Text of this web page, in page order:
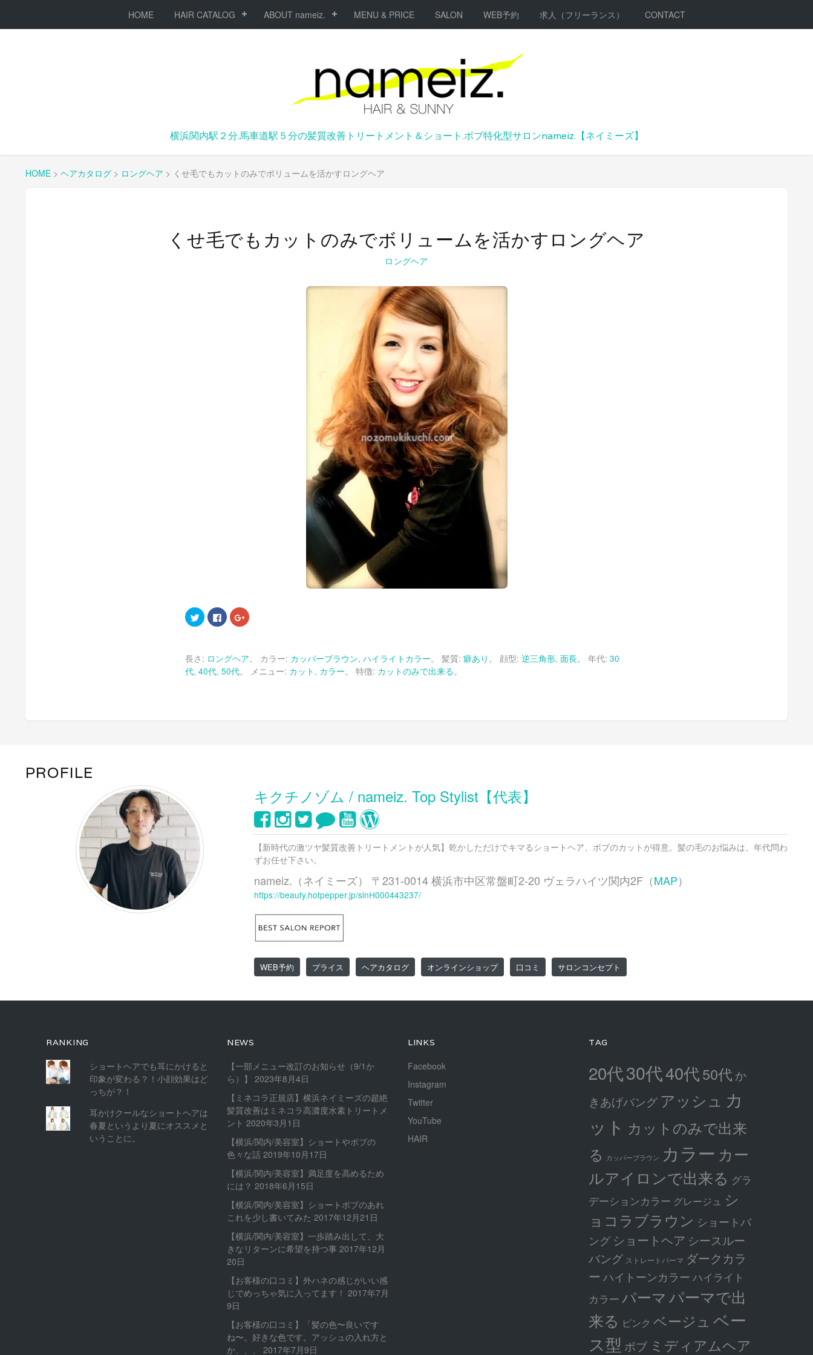
HOME HAIR CATALOG ABOUT nameiz. MENU & PRICE SALON WEB予約 求人（フリーランス） CONTACT
横浜関内駅２分.馬車道駅５分の髪質改善トリートメント＆ショート.ボブ特化型サロンnameiz.【ネイミーズ】
HOME > ヘアカタログ > ロングヘア > くせ毛でもカットのみでボリュームを活かすロングヘア
くせ毛でもカットのみでボリュームを活かすロングヘア
ロングヘア
ク
リ
Twitter
共
ン
Facebook
で
に
は
ク
だ
ク
リ
Google+
で
共
ン
長さ: ロングヘア。 カラー: カッパーブラウン,ハイライトカラー。 髪質:癖あり 。 顔型:逆三角形,面長。 年代:30
代,40代,50代。 メニュー: カット , カラー。 特徴: カットのみで出来る。
PROFILE
キクチノゾム / nameiz. Top Stylist【代表】
【新時代の激ツヤ髪質改善トリートメントが人気】乾かしただけでキマるショートヘア、ボブのカットが得意。髪の毛のお悩みは、年代問わ
ずお任せ下さい。
nameiz.（ネイミーズ） 〒231-0014 横浜市中区常盤町2-20 ヴェラハイツ関内2F（MAP）
https://beauty.hotpepper.jp/slnH000443237/
WEB予約 プライス ヘアカタログ オンラインショップ 口コミ サロンコンセプト
RANKING
ショートヘアでも耳にかけると
印象が変わる？！小顔効果はど
っちが？！
耳かけクールなショートヘアは
春夏というより夏にオススメと
いうことに。
NEWS
【一部メニュー改訂のお知らせ（9/1か
ら）】
2023年8月4日
【ミネコラ正規店】横浜ネイミーズの超絶
髪質改善はミネコラ高濃度水素トリートメ
ント 2020年3月1日
【横浜/関内/美容室】ショートやボブの
色々な話 2019年10月17日
【横浜/関内/美容室】満足度を高めるため
には？ 2018年6月15日
【横浜/関内/美容室】ショートボブのあれ
これを少し書いてみた 2017年12月21日
【横浜/関内/美容室】一歩踏み出して、大
きなリターンに希望を持つ事 2017年12月
20日
【お客様の口コミ】外ハネの感じがいい感
じでめっちゃ気に入ってます！ 2017年7月
9日
【お客様の口コミ】「髪の色〜良いです
ね〜。好きな色です。アッシュの入れ方と
か、、、
2017年7月9日
LINKS
Facebook
Instagram
Twitter
YouTube
HAIR
TAG
20代30代40代50代 か
きあげバング アッシュ カ
ット カットのみで出来
る カッパーブラウン カラー カー
ルアイロンで出来る グラ
デーションカラー グレージュ シ
ョコラブラウン ショートバ
ング ショートヘア シースルー
バング ストレートパーマ ダークカラ
ー ハイトーンカラー ハイライト
カラー パーマ パーマで出
来る ピンク ベージュ ベー
ス型 ボブ ミディアムヘア